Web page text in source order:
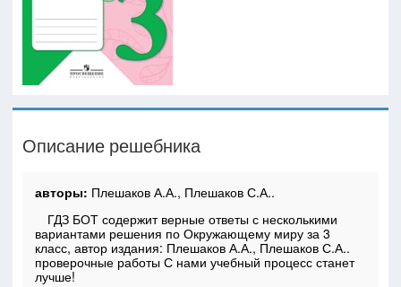
Описание решебника
авторы: Плешаков А.А., Плешаков С.А..
ГДЗ БОТ содержит верные ответы с несколькими
вариантами решения по Окружающему миру за 3
класс, автор издания: Плешаков А.А., Плешаков С.А..
проверочные работы С нами учебный процесс станет
лучше!